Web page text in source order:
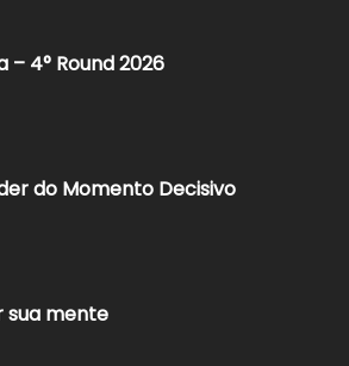
4° Round 2026​
do Momento Decisivo
sua mente